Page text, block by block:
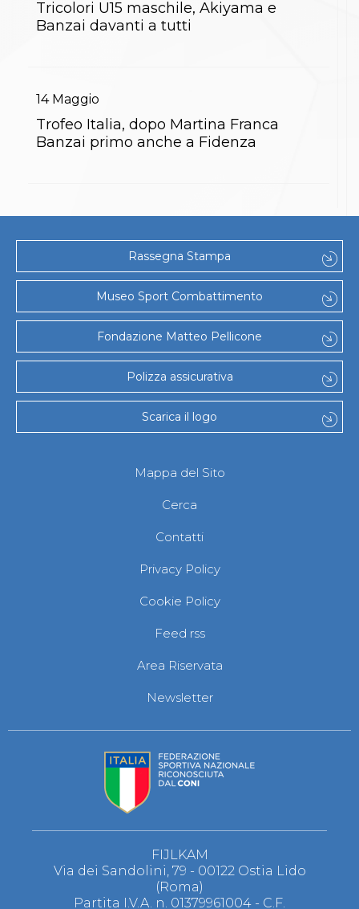
Cookies Accept
Newsletter
Corsi di Specializzazione
Corsi Preparatore Fisico
Edutraining class - Didattica infantile
Modulistica
FAQ
Quesiti fiscali
Sostenibilità
Documenti
Tricolori U15 maschile, Akiyama e
Banzai davanti a tutti
14 Maggio
Trofeo Italia, dopo Martina Franca
Banzai primo anche a Fidenza
Rassegna Stampa
Museo Sport Combattimento
Fondazione Matteo Pellicone
Polizza assicurativa
Scarica il logo
Mappa del Sito
Cerca
Contatti
Privacy Policy
Cookie Policy
Feed rss
Area Riservata
Newsletter
FIJLKAM
Via dei Sandolini, 79 - 00122 Ostia Lido
(Roma)
Partita I.V.A. n. 01379961004 - C.F.